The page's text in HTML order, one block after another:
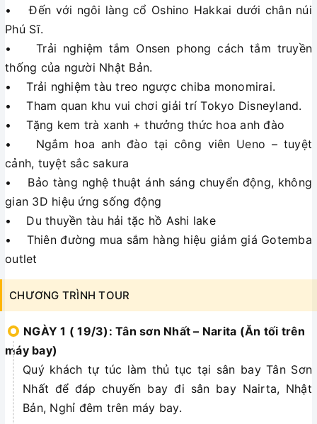
• Đến với ngôi làng cổ Oshino Hakkai dưới chân núi
Phú Sĩ.
• Trải nghiệm tắm Onsen phong cách tắm truyền
thống của người Nhật Bản.
• Trải nghiệm tàu treo ngược chiba monomirai.
• Tham quan khu vui chơi giải trí Tokyo Disneyland.
• Tặng kem trà xanh + thưởng thức hoa anh đào
• Ngắm hoa anh đào tại công viên Ueno – tuyệt
cảnh, tuyệt sắc sakura
• Bảo tàng nghệ thuật ánh sáng chuyển động, không
gian 3D hiệu ứng sống động
• Du thuyền tàu hải tặc hồ Ashi lake
• Thiên đường mua sắm hàng hiệu giảm giá Gotemba
outlet
CHƯƠNG TRÌNH TOUR
NGÀY 1 ( 19/3): Tân sơn Nhất – Narita (Ăn tối trên
máy bay)
Quý khách tự túc làm thủ tục tại sân bay Tân Sơn
Nhất để đáp chuyến bay đi sân bay Nairta, Nhật
Bản, Nghỉ đêm trên máy bay.